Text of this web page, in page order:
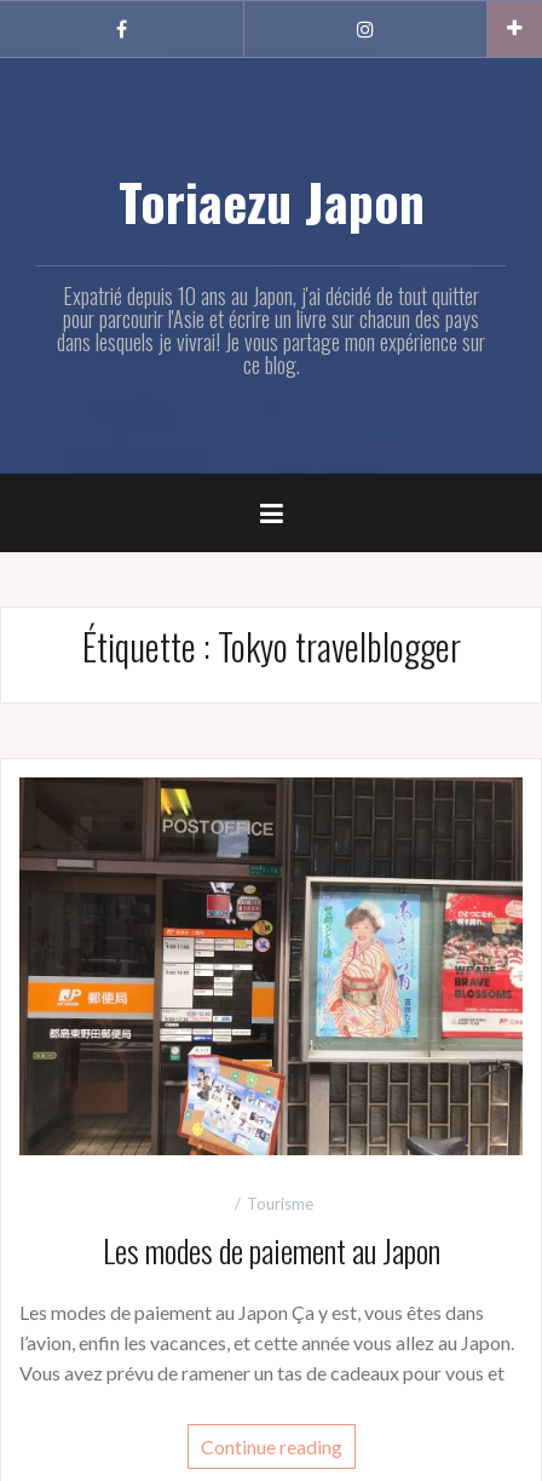
Facebook
Toriaezu Japon
Expatrié depuis 10 ans au Japon, j'ai décidé de tout quitter
pour parcourir l'Asie et écrire un livre sur chacun des pays
dans lesquels je vivrai! Je vous partage mon expérience sur
ce blog.
Étiquette :Tokyo travelblogger
Tourisme
Les modes de paiement au Japon
Les modes de paiement au Japon Ça y est, vous êtes dans
l’avion, enfin les vacances, et cette année vous allez au Japon.
Vous avez prévu de ramener un tas de cadeaux pour vous et
Continue reading